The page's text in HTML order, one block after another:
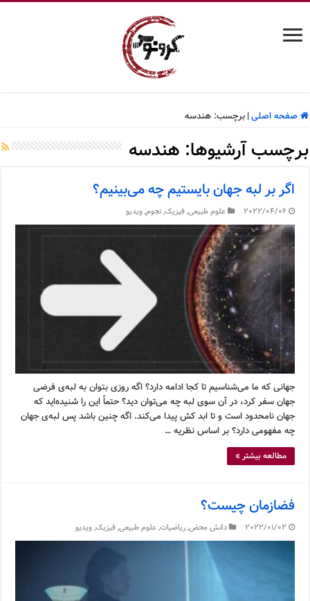
صفحه اصلی| برچسب:هندسه
برچسب آرشیوها: هندسه
اگر بر لبه جهان بایستیم چه می‌بینیم؟
2022/04/06 علوم طبیعی,فیزیک,نجوم,ویدیو
جهانی که ما می‌شناسیم تا کجا ادامه دارد؟ اگه روزی بتوان به لبه‌ی فرضی
جهان سفر کرد، در آن سوی لبه چه می‌توان دید؟ حتماً این را شنیده‌اید که
جهان نامحدود است و تا ابد کش پیدا می‌کند. اگه چنین باشد پس لبه‌ی جهان
چه مفهومی دارد؟ بر اساس نظریه …
مطالعه بیشتر »
فضازمان چیست؟
2022/01/02 دانش محض,ریاضیات,علوم طبیعی,فیزیک,ویدیو